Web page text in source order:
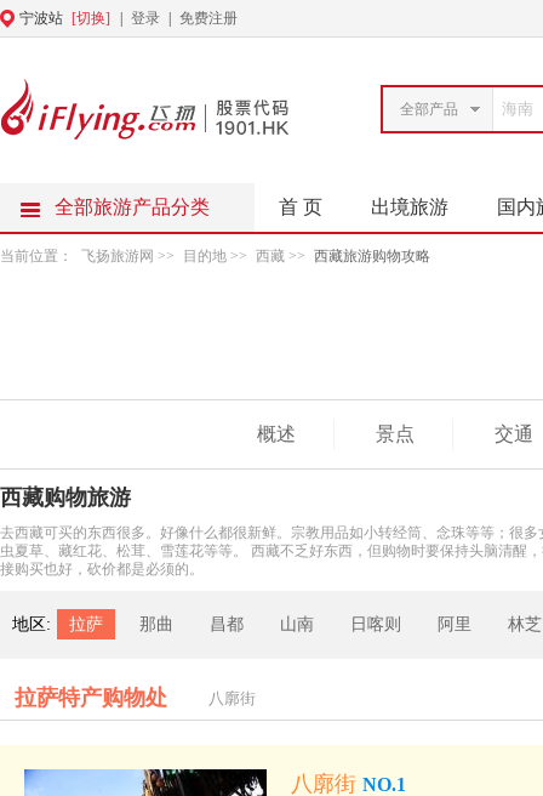
宁波站 [切换] 登录 免费注册
全部产品
全部旅游产品分类 首 页 出境旅游 国内
当前位置： 飞扬旅游网 >> 目的地 >> 西藏 >> 西藏旅游购物攻略
概述 景点 交通
西藏购物旅游
去西藏可买的东西很多。好像什么都很新鲜。宗教用品如小转经筒、念珠等等；很
虫夏草、藏红花、松茸、雪莲花等等。 西藏不乏好东西，但购物时要保持头脑清
接购买也好，砍价都是必须的。
地区: 拉萨 那曲 昌都 山南 日喀则 阿里 林芝
拉萨特产购物处 八廓街
八廓街 NO.1